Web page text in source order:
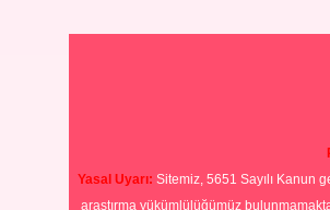
Yasal Uyarı: Sitemiz, 5651 Sayılı Kanun
araştırma yükümlülüğümüz